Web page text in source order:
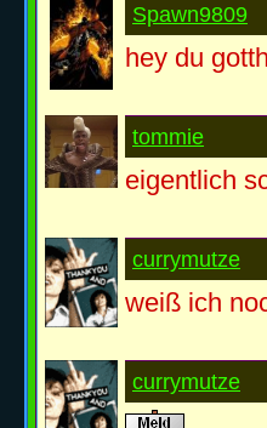
Spawn9809
hey du
tommie
eigentlich
currymutze
weiß ich
currymutze